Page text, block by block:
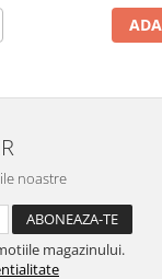
noastre
magazinului.